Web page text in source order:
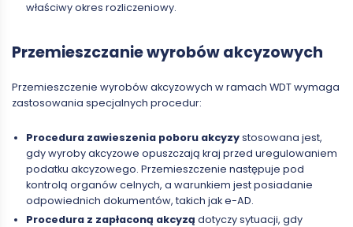
właściwy okres rozliczeniowy.
Przemieszczanie wyrobów akcyzowych
Przemieszczenie wyrobów akcyzowych w ramach WDT wymaga
zastosowania specjalnych procedur:
Procedura zawieszenia poboru akcyzystosowana jest,
gdy wyroby akcyzowe opuszczają kraj przed uregulowaniem
podatku akcyzowego. Przemieszczenie następuje pod
kontrolą organów celnych, a warunkiem jest posiadanie
odpowiednich dokumentów, takich jak e-AD.
Procedura z zapłaconą akcyzą dotyczy sytuacji, gdy